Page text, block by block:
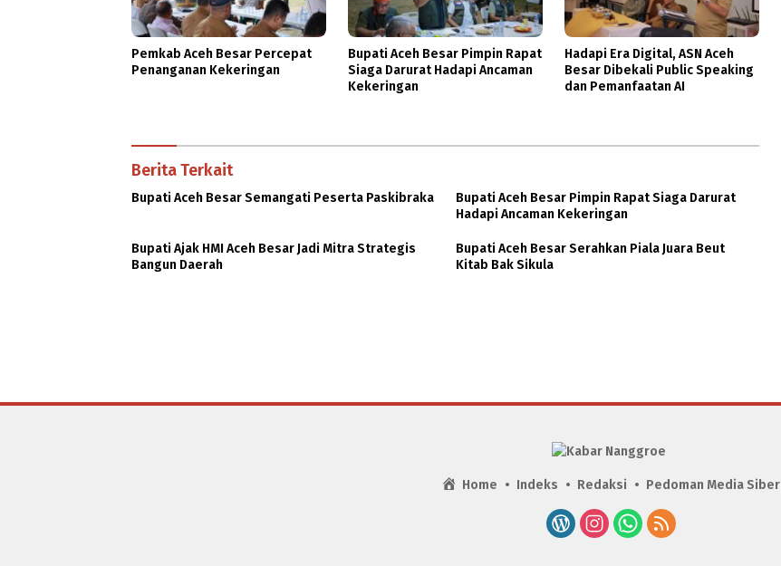
Pemkab Aceh Besar Percepat
Penanganan Kekeringan
Bupati Aceh Besar Pimpin Rapat
Siaga Darurat Hadapi Ancaman
Kekeringan
Hadapi Era Digital, ASN Aceh
Besar Dibekali Public Speaking
dan Pemanfaatan AI
Berita Terkait
Bupati Aceh Besar Semangati Peserta Paskibraka
Bupati Aceh Besar Pimpin Rapat Siaga Darurat
Hadapi Ancaman Kekeringan
Bupati Ajak HMI Aceh Besar Jadi Mitra Strategis
Bangun Daerah
Bupati Aceh Besar Serahkan Piala Juara Beut
Kitab Bak Sikula
Home Indeks Redaksi Pedoman Media Siber